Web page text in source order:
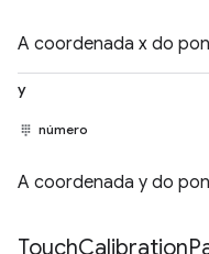
A coordenada x do
y
número
A coordenada y do
TouchCalibration